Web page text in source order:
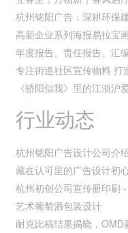
高新企业系列海报易拉宝
专注街道社区宣传物料 打
行业动态
杭州铭阳广告设计公司介
藏在认可里的广告设计初
艺术葡萄酒包装设计